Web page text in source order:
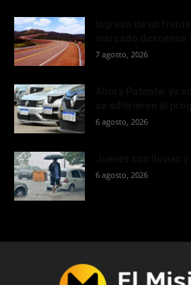
7 agosto, 2026
6 agosto, 2026
6 agosto, 2026